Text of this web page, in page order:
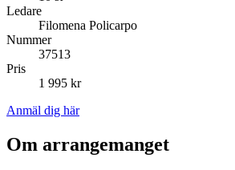
Ledare
Filomena Policarpo
Nummer
37513
Pris
1 995 kr
Anmäl dig här
Om arrangemanget